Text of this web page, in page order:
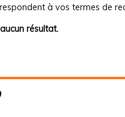
à vos termes de
résultat.